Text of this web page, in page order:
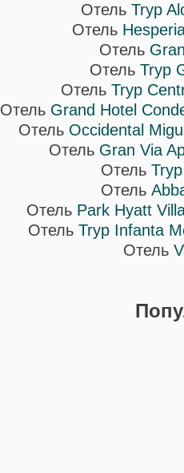
Отель Tryp
Отель
Отель
Отель Tryp
Отель Tryp
Отель Grand Hotel
Отель Occidental
Отель Gran Via
Отель
Отель
Отель Park Hyatt
Отель Tryp Infanta
Отель